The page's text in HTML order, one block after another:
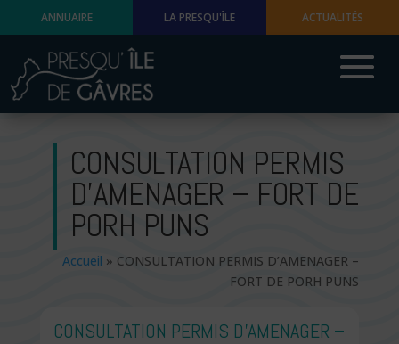
ANNUAIRE LA PRESQU'ÎLE ACTUALITÉS
CONSULTATION PERMIS
D’AMENAGER – FORT DE
PORH PUNS
Accueil » CONSULTATION PERMIS D’AMENAGER –
FORT DE PORH PUNS
CONSULTATION PERMIS D’AMENAGER –